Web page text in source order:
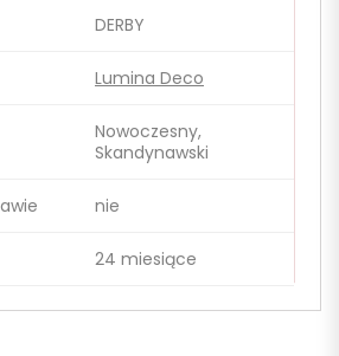
DERBY
Lumina Deco
Nowoczesny,
Skandynawski
nie
24 miesiące